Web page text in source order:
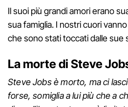
Il suoi più grandi amori erano
sua famiglia. I nostri cuori
che sono stati toccati dalle sue
La morte di Steve
Steve Jobs è morto, ma ci
forse, somiglia a lui più che a